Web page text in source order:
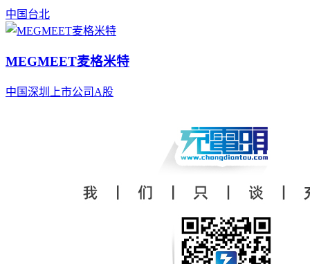
中国 台北
MEGMEET麦格米特
中国深圳 上市公司 A股